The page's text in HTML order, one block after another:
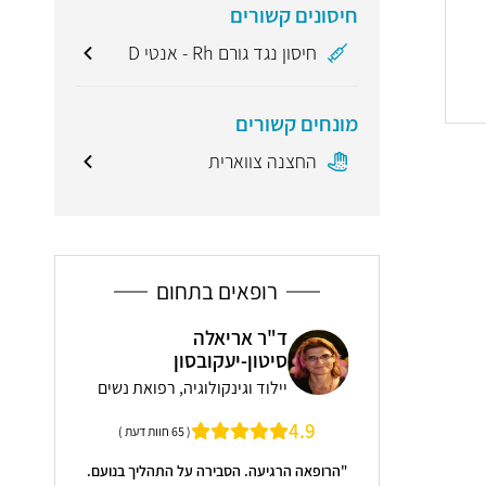
חיסונים קשורים
חיסון נגד גורם Rh - אנטי D
מונחים קשורים
החצנה צווארית
רופאים בתחום
מרפאת טובי טבעי
רפואה משלימה
5 ( 5 חוות דעת )
"פשוט מלאך בבגדי אדם 🙏🏼"